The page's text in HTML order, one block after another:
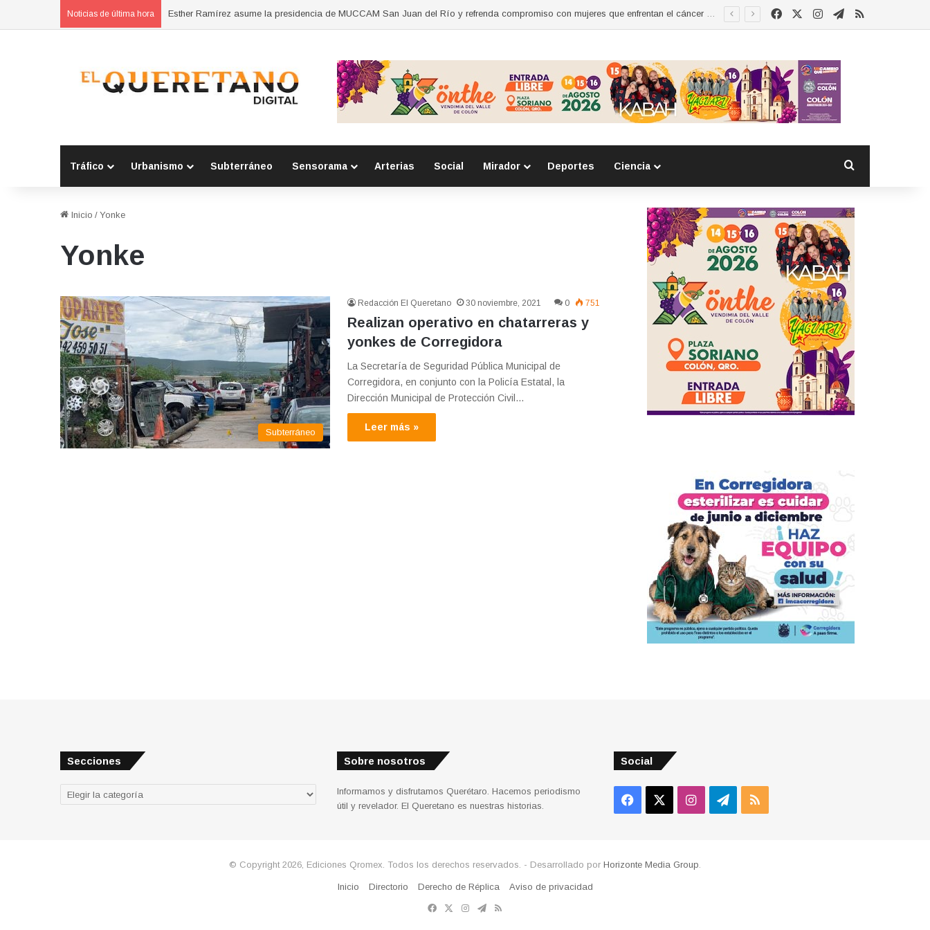
Noticias de última hora Esther Ramírez asume la presidencia de MUCCAM San Juan del Río y refrenda compromiso con mujeres que enfrentan el cáncer de mama FacebookInstagram
Telegram
RSS
Tráfico Urbanismo Subterráneo Sensorama Arterias Social Mirador Deportes Ciencia
Inicio / Yonke
Yonke
Subterráneo
Redacción El Queretano 30 noviembre, 2021 0 751
Realizan operativo en chatarreras y
yonkes de Corregidora
La Secretaría de Seguridad Pública Municipal de
Corregidora, en conjunto con la Policía Estatal, la
Dirección Municipal de Protección Civil…
Leer más »
Secciones
Secciones
Sobre nosotros
Informamos y disfrutamos Querétaro. Hacemos periodismo
útil y revelador. El Queretano es nuestras historias.
Social
Facebook InstagramTelegram
RSS
© Copyright 2026, Ediciones Qromex. Todos los derechos reservados. - Desarrollado por Horizonte Media Group.
Inicio Directorio Derecho de Réplica
Aviso de privacidad
Facebook
X Instagram
Telegram
RSS